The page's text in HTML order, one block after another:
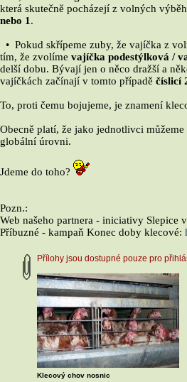
která skutečně pocházejí z volných
nebo 1 .
• Pokud skřípeme zuby, že vajíčka z
tím, že zvolíme vajíčka podestýlková /
delší dobu. Bývají jen o něco dražší a
vajíčkách začínají v tomto případě číslicí
To, proti čemu bojujeme, je znamení
Obecně platí, že jako jednotlivci
globální úrovni.
Jdeme do toho?
Pozn.:
Web našeho partnera - iniciativy Slepice
Příbuzné - kampaň Konec doby klecové:
Přílohy jsou dostupné pouze pro
Klecový chov nosnic